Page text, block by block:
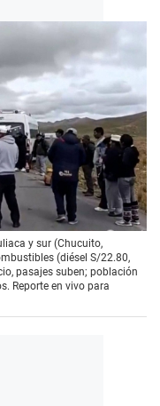
y sur (Chucuito,
(diésel S/22.80,
pasajes suben; población
Reporte en vivo para